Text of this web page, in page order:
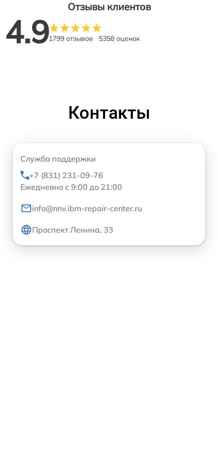
Отзывы клиентов
4.91799 отзывов 5358 оценок
Контакты
Служба поддержки
+7 (831) 231-09-76
Ежедневно с 9:00 до 21:00
info@nnv.ibm-repair-center.ru
Проспект Ленина, 33